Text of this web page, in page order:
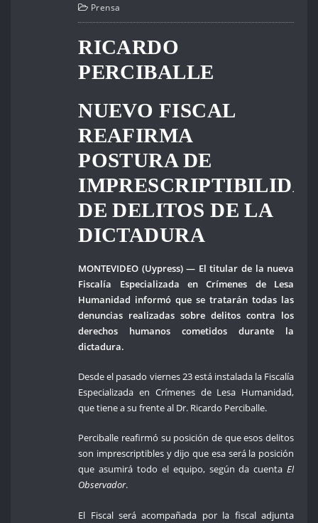
Prensa
RICARDO
PERCIBALLE
NUEVO FISCAL
REAFIRMA
POSTURA DE
DE DELITOS DE LA
DICTADURA
MONTEVIDEO (Uypress) — El titular de la nueva
Fiscalía Especializada en Crímenes de Lesa
Humanidad informó que se tratarán todas las
denuncias realizadas sobre delitos contra los
derechos humanos cometidos durante la
dictadura.
Desde el pasado viernes 23 está instalada la Fiscalía
Especializada en Crímenes de Lesa Humanidad,
que tiene a su frente al Dr. Ricardo Perciballe.
Perciballe reafirmó su posición de que esos delitos
son imprescriptibles y dijo que esa será la posición
que asumirá todo el equipo, según da cuentaEl
Observador.
El Fiscal será acompañada por la fiscal adjunta